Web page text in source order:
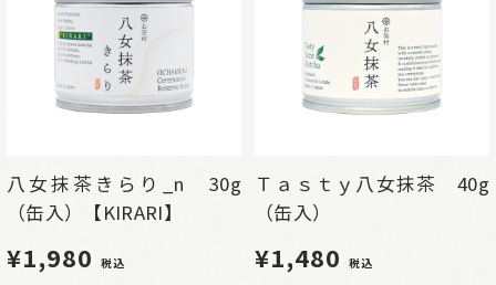
八女抹茶きらり_n 30g
（缶入）【KIRARI】
¥1,980 税込
Ｔａｓｔｙ八女抹茶 40g
（缶入）
¥1,480 税込